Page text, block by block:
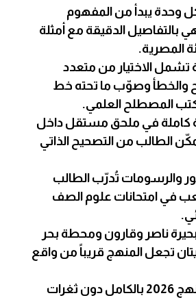
يبدأ من المفهوم
بالتفاصيل الدقيقة مع أمثلة
المصرية.
تشمل الاختيار من متعدد
والخطأ وصوّب ما تحته خط
المصطلح العلمي.
كاملة في ملحق مستقل داخل
الطالب من التصحيح الذاتي
والرسومات تُدرّب الطالب
في امتحانات علوم الصف
ناصر وقارون ومحطة بحر
تجعل المنهج قريباً من واقع
متوافقة مع منهج 2026 بالكامل دون ثغرات